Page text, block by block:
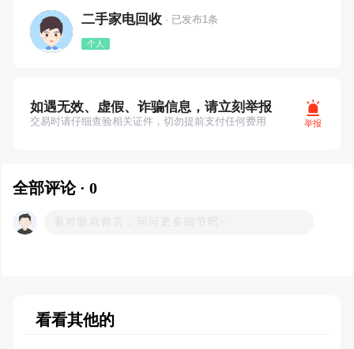
二手家电回收 · 已发布1条
个人
如遇无效、虚假、诈骗信息，请立刻举报
交易时请仔细查验相关证件，切勿提前支付任何费用 举报
全部评论 · 0
看看其他的